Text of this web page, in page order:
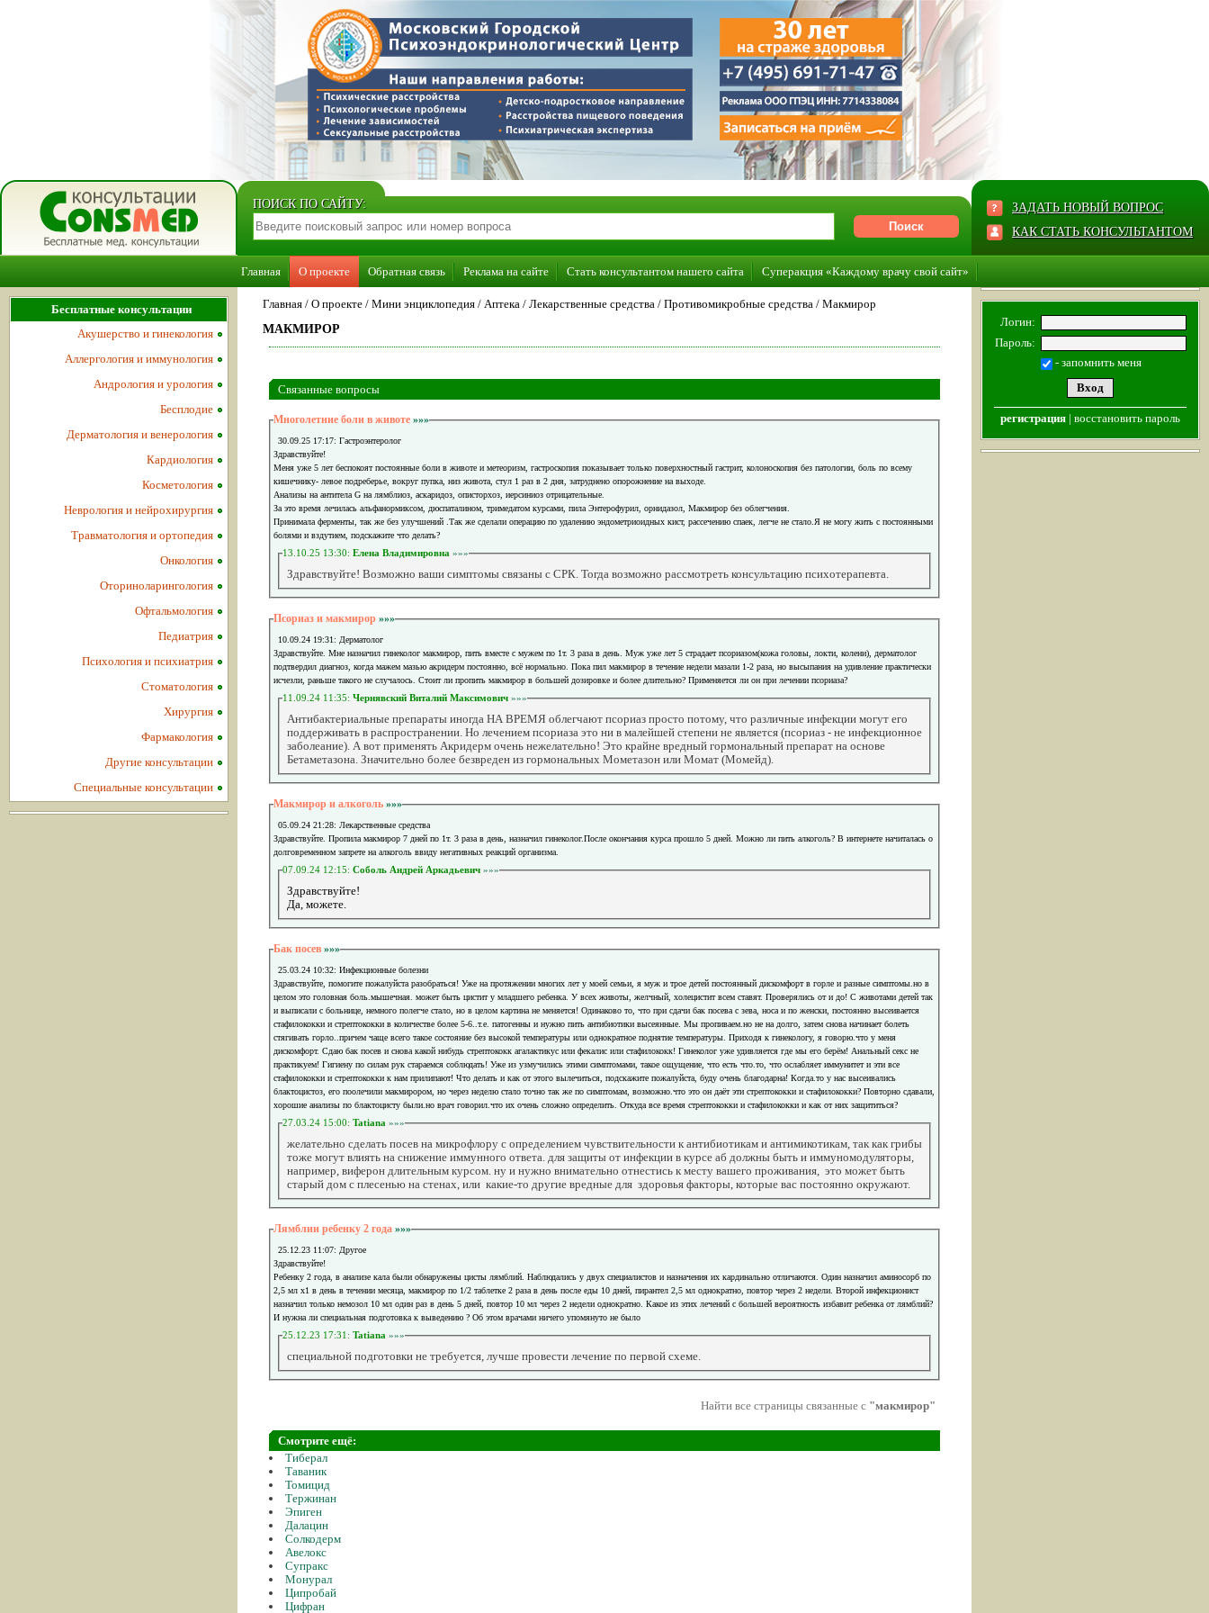
ПОИСК ПО САЙТУ:
ЗАДАТЬ НОВЫЙ ВОПРОС
КАК СТАТЬ КОНСУЛЬТАНТОМ
Главная О проекте Обратная связь Реклама на сайте Стать консультантом нашего сайта Суперакция «Каждому врачу свой сайт»
Главная / О проекте / Мини энциклопедия / Аптека / Лекарственные средства / Противомикробные средства / Макмирор
МАКМИРОР
Связанные вопросы
Многолетние боли в животе »»»
30.09.25 17:17: Гастроэнтеролог
Здравствуйте!
Меня уже 5 лет беспокоят постоянные боли в животе и метеоризм, гастроскопия показывает только поверхностный гастрит, колоноскопия без патологии, боль по всему
кишечнику- левое подреберье, вокруг пупка, низ живота, стул 1 раз в 2 дня, затруднено опорожнение на выходе.
Анализы на антитела G на лямблиоз, аскаридоз, описторхоз, иерсиниоз отрицательные.
За это время лечилась альфанормиксом, дюспаталином, тримедатом курсами, пила Энтерофурил, орнидазол, Макмирор без облегчения.
Принимала ферменты, так же без улучшений .Так же сделали операцию по удалению эндометриоидных кист, рассечению спаек, легче не стало.Я не могу жить с постоянными
болями и вздутием, подскажите что делать?
13.10.25 13:30: Елена Владимировна »»»
Здравствуйте! Возможно ваши симптомы связаны с СРК. Тогда возможно рассмотреть консультацию психотерапевта.
Псориаз и макмирор »»»
10.09.24 19:31: Дерматолог
Здравствуйте. Мне назначил гинеколог макмирор, пить вместе с мужем по 1т. 3 раза в день. Муж уже лет 5 страдает псориазом(кожа головы, локти, колени), дерматолог
подтвердил диагноз, когда мажем мазью акридерм постоянно, всё нормально. Пока пил макмирор в течение недели мазали 1-2 раза, но высыпания на удивление практически
исчезли, раньше такого не случалось. Стоит ли пропить макмирор в большей дозировке и более длительно? Применяется ли он при лечении псориаза?
11.09.24 11:35: Чернявский Виталий Максимович »»»
Антибактериальные препараты иногда НА ВРЕМЯ облегчают псориаз просто потому, что различные инфекции могут его
поддерживать в распространении. Но лечением псориаза это ни в малейшей степени не является (псориаз - не инфекционное
заболеание). А вот применять Акридерм очень нежелательно! Это крайне вредный гормональный препарат на основе
Бетаметазона. Значительно более безвреден из гормональных Мометазон или Момат (Момейд).
Макмирор и алкоголь »»»
05.09.24 21:28: Лекарственные средства
Здравствуйте. Пропила макмирор 7 дней по 1т. 3 раза в день, назначил гинеколог.После окончания курса прошло 5 дней. Можно ли пить алкоголь? В интернете начиталась о
долговременном запрете на алкоголь ввиду негативных реакций организма.
07.09.24 12:15: Соболь Андрей Аркадьевич »»»
Здравствуйте!
Да, можете.
Бак посев »»»
25.03.24 10:32: Инфекционные болезни
Здравствуйте, помогите пожалуйста разобраться! Уже на протяжении многих лет у моей семьи, я муж и трое детей постоянный дискомфорт в горле и разные симптомы.но в
целом это головная боль.мышечная. может быть цистит у младшего ребенка. У всех животы, желчный, холецистит всем ставят. Проверялись от и до! С животами детей так
и выписали с больнице, немного полегче стало, но в целом картина не меняется! Одинаково то, что при сдачи бак посева с зева, носа и по женски, постоянно высеивается
стафилококки и стрептококки в количестве более 5-6..т.е. патогенны и нужно пить антибиотики высеянные. Мы пропиваем.но не на долго, затем снова начинает болеть
стягивать горло..причем чаще всего такое состояние без высокой температуры или однократное поднятие температуры. Приходя к гинекологу, я говорю.что у меня
дискомфорт. Сдаю бак посев и снова какой нибудь стрептококк агалактикус или фекалис или стафилококк! Гинеколог уже удивляется где мы его берём! Анальный секс не
практикуем! Гигиену по силам рук стараемся соблюдать! Уже из узмучились этими симптомами, такое ощущение, что есть что.то, что ослабляет иммунитет и эти все
стафилококки и стрептококки к нам прилипают! Что делать и как от этого вылечиться, подскажите пожалуйста, буду очень благодарна! Когда.то у нас высеивались
блактоцистоз, его поолечили макмирором, но через неделю стало точно так же по симптомам, возможно.что это он даёт эти стрептококки и стафилококки? Повторно сдавали,
хорошие анализы по блактоцисту были.но врач говорил.что их очень сложно определить. Откуда все время стрептококки и стафилококки и как от них защититься?
27.03.24 15:00: Tatiana »»»
желательно сделать посев на микрофлору с определением чувствительности к антибиотикам и антимикотикам, так как грибы
тоже могут влиять на снижение иммунного ответа. для защиты от инфекции в курсе аб должны быть и иммуномодуляторы,
например, виферон длительным курсом. ну и нужно внимательно отнестись к месту вашего проживания, это может быть
старый дом с плесенью на стенах, или какие-то другие вредные для здоровья факторы, которые вас постоянно окружают.
Лямблии ребенку 2 года »»»
25.12.23 11:07: Другое
Здравствуйте!
Ребенку 2 года, в анализе кала были обнаружены цисты лямблий. Наблюдались у двух специалистов и назначения их кардинально отличаются. Один назначил аминосорб по
2,5 мл х1 в день в течении месяца, макмирор по 1/2 таблетке 2 раза в день после еды 10 дней, пирантел 2,5 мл однократно, повтор через 2 недели. Второй инфекционист
назначил только немозол 10 мл один раз в день 5 дней, повтор 10 мл через 2 недели однократно. Какое из этих лечений с большей вероятность избавит ребенка от лямблий?
И нужна ли специальная подготовка к выведению ? Об этом врачами ничего упомянуто не было
25.12.23 17:31: Tatiana »»»
специальной подготовки не требуется, лучше провести лечение по первой схеме.
Найти все страницы связанные с "макмирор"
Смотрите ещё:
Тиберал
Таваник
Томицид
Тержинан
Эпиген
Далацин
Солкодерм
Авелокс
Супракс
Монурал
Ципробай
Цифран
Бесплатные консультации
Акушерство и гинекология
Аллергология и иммунология
Андрология и урология
Бесплодие
Дерматология и венерология
Кардиология
Косметология
Неврология и нейрохирургия
Травматология и ортопедия
Онкология
Оториноларингология
Офтальмология
Педиатрия
Психология и психиатрия
Стоматология
Хирургия
Фармакология
Другие консультации
Специальные консультации
Логин:
Пароль:
- запомнить меня
регистрация | восстановить пароль